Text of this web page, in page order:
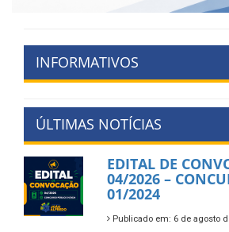
INFORMATIVOS
ÚLTIMAS NOTÍCIAS
EDITAL DE
04/2026 –
01/2024
Publicado em: 6 de agosto